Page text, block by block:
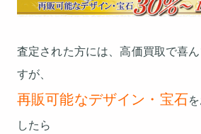
査定された方には、高価買取で喜
すが、
再販可能なデザイン・宝石
したら